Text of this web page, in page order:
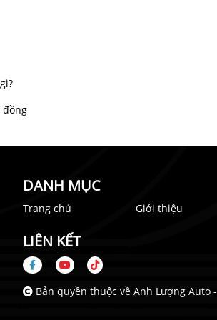
đồng
DANH MỤC
Trang chủ Giới thiệu
LIÊN KẾT
Bản quyền thuộc về Anh Lượng Auto -